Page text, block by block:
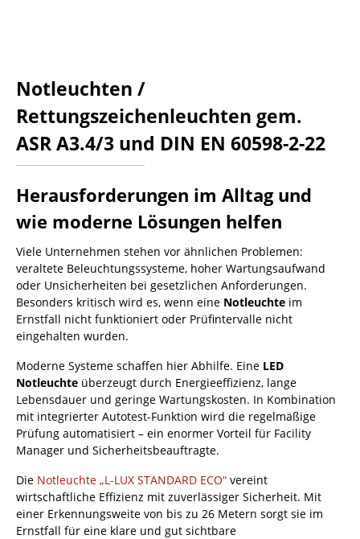
Notleuchten /
Rettungszeichenleuchten gem.
ASR A3.4/3 und DIN EN 60598-2-22
Herausforderungen im Alltag und
wie moderne Lösungen helfen
Viele Unternehmen stehen vor ähnlichen Problemen:
veraltete Beleuchtungssysteme, hoher Wartungsaufwand
oder Unsicherheiten bei gesetzlichen Anforderungen.
Besonders kritisch wird es, wenn eine Notleuchte im
Ernstfall nicht funktioniert oder Prüfintervalle nicht
eingehalten wurden.
Moderne Systeme schaffen hier Abhilfe. Eine LED
Notleuchte überzeugt durch Energieeffizienz, lange
Lebensdauer und geringe Wartungskosten. In Kombination
mit integrierter Autotest-Funktion wird die regelmäßige
Prüfung automatisiert – ein enormer Vorteil für Facility
Manager und Sicherheitsbeauftragte.
Die Notleuchte „L-LUX STANDARD ECO“ vereint
wirtschaftliche Effizienz mit zuverlässiger Sicherheit. Mit
einer Erkennungsweite von bis zu 26 Metern sorgt sie im
Ernstfall für eine klare und gut sichtbare